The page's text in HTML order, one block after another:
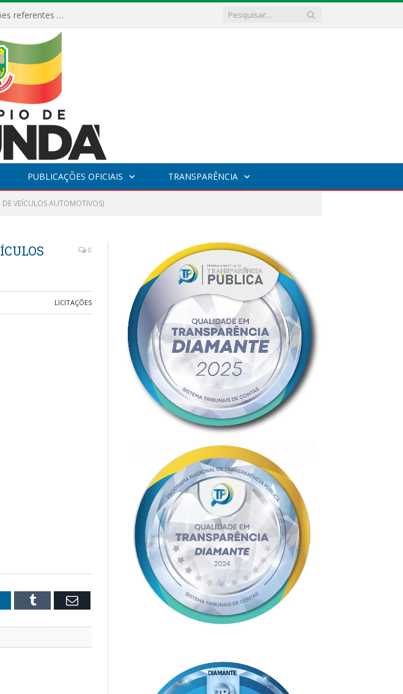
Relatórios Detalhados contendo todas as informações referentes a execução de recursos destinados ao fomento de projetos culturais no Município de Jacundá entre os anos de 2022 ao presente ano de 2026.
PUBLICAÇÕES OFICIAIS TRANSPARÊNCIA
VEÍCULOS AUTOMOTIVOS)
0
LICITAÇÕES
Tumblr Email